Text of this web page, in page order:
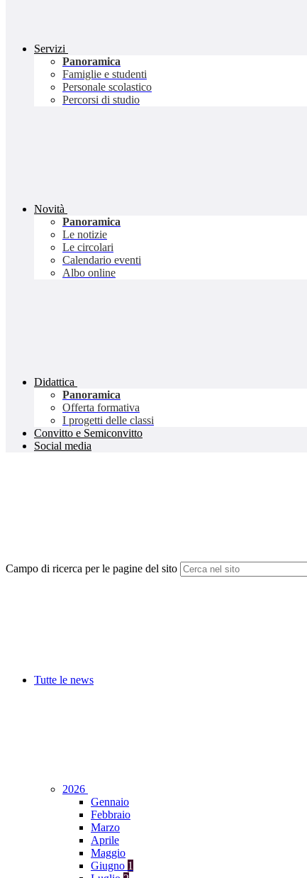
Servizi
Panoramica
Famiglie e studenti
Personale scolastico
Percorsi di studio
Novità
Panoramica
Le notizie
Le circolari
Calendario eventi
Albo online
Didattica
Panoramica
Offerta formativa
I progetti delle classi
Convitto e Semiconvitto
Social media
Campo di ricerca per le pagine del sito
Tutte le news
2026
Gennaio
Febbraio
Marzo
Aprile
Maggio
Giugno 1